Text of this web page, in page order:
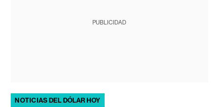
PUBLICIDAD
NOTICIAS DEL DÓLAR HOY